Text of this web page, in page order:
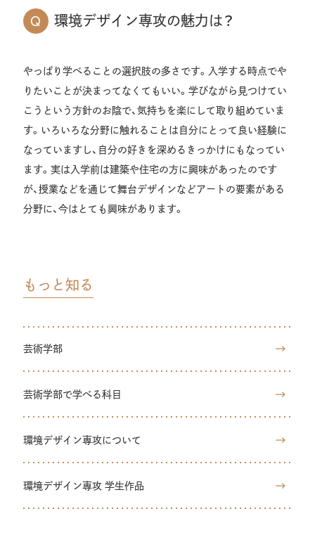
環境デザイン専攻の魅力は？
やっぱり学べることの選択肢の多さです。入学する時点でや
りたいことが決まってなくてもいい。学びながら見つけてい
こうという方針のお陰で、気持ちを楽にして取り組めていま
す。いろいろな分野に触れることは自分にとって良い経験に
なっていますし、自分の好きを深めるきっかけにもなってい
ます。実は入学前は建築や住宅の方に興味があったのです
が、授業などを通じて舞台デザインなどアートの要素がある
分野に、今はとても興味があります。
もっと知る
芸術学部
芸術学部で学べる科目
環境デザイン専攻について
環境デザイン専攻 学生作品